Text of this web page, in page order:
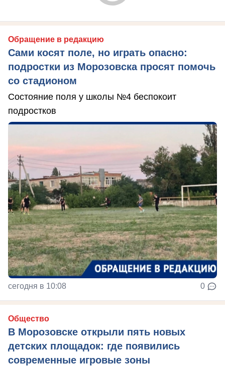
Обращение в редакцию
Сами косят поле, но играть опасно:
подростки из Морозовска просят помочь
со стадионом
Состояние поля у школы №4 беспокоит
подростков
сегодня в 10:08 0
Общество
В Морозовске открыли пять новых
детских площадок: где появились
современные игровые зоны